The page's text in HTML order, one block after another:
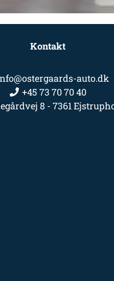
Kontakt
auto.dk
+45 73 70 70 40
8 - 7361